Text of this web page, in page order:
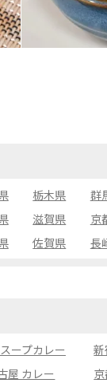
栃木県 群
滋賀県 京
佐賀県 長
ープカレー 新
屋 カレー 京